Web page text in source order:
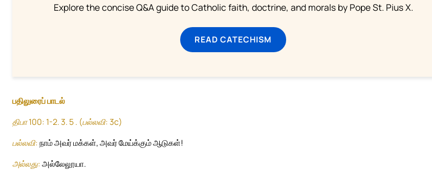
Explore the concise Q&A guide to Catholic faith, doctrine, and morals by Pope St. Pius X.
READ CATECHISM
பதிலுரைப் பாடல்
திபா 100: 1-2. 3. 5 . (பல்லவி: 3c)
பல்லவி:நாம் அவர் மக்கள், அவர் மேய்க்கும் ஆடுகள்!
அல்லது:அல்லேலூயா.